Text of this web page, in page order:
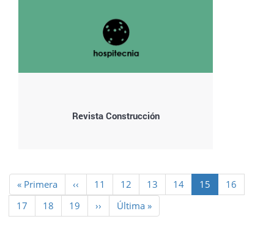
Revista Construcción
Paginación
Primera
página
« Primera
Página
anterior
‹‹ Page
11 Page
12 Page
13 Page
14
Página
actual
15 Page
16
Page
17 Page
18 Page
19
Siguiente
página
››
Última
página
Última »